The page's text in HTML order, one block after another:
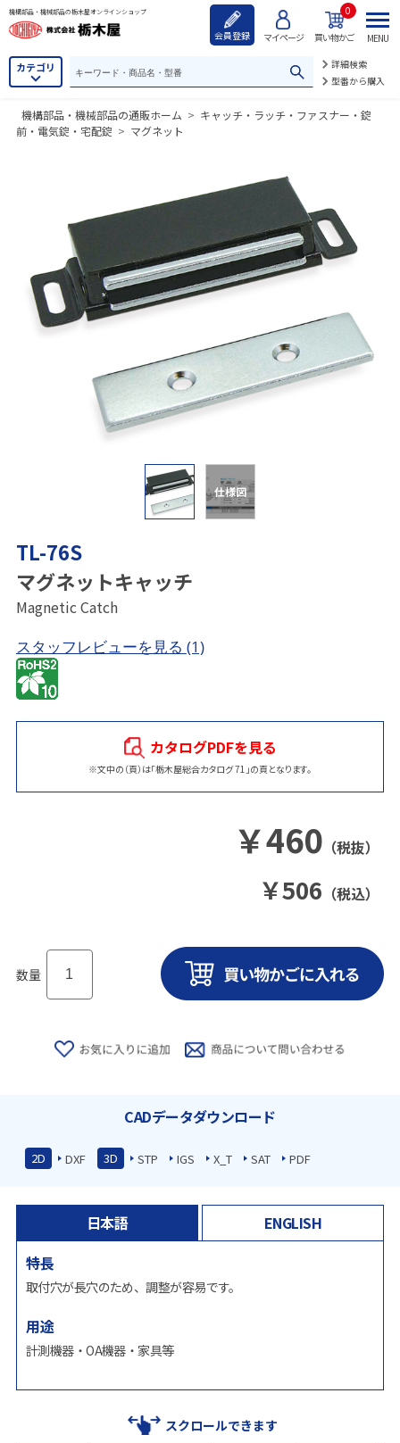
機構部品・機械部品の栃木屋オンラインショップ
会員登録 マイページ 買い物かご
0
カテゴリ
詳細検索
型番から購入
MENU
機構部品・機械部品の通販ホーム > キャッチ・ラッチ・ファスナー・錠
前・電気錠・宅配錠 > マグネット
仕様図
TL-76S
マグネットキャッチ
Magnetic Catch
スタッフレビューを見る (1)
カタログPDFを見る
※文中の（頁）は「栃木屋総合カタログ 71」の頁となります。
￥460 （税抜）
￥506 （税込）
数量
CADデータダウンロード
2D DXF 3D STP IGS X_T SAT PDF
日本語
ENGLISH
特長
取付穴が長穴のため、調整が容易です。
用途
計測機器・OA機器・家具等
スクロールできます